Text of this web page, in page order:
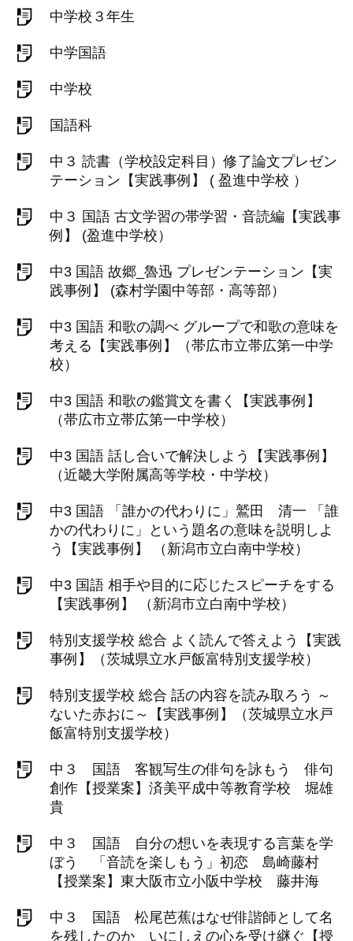
中学校３年生
中学国語
中学校
国語科
中３ 読書（学校設定科目）修了論文プレゼン
テーション【実践事例】 ( 盈進中学校 ）
中３ 国語 古文学習の帯学習・音読編【実践事
例】 (盈進中学校）
中3 国語 故郷_魯迅 プレゼンテーション【実
践事例】 (森村学園中等部・高等部）
中3 国語 和歌の調べ グループで和歌の意味を
考える【実践事例】（帯広市立帯広第一中学
校）
中3 国語 和歌の鑑賞文を書く【実践事例】
（帯広市立帯広第一中学校）
中3 国語 話し合いで解決しよう【実践事例】
（近畿大学附属高等学校・中学校）
中3 国語 「誰かの代わりに」鷲田 清一 「誰
かの代わりに」という題名の意味を説明しよ
う【実践事例】 （新潟市立白南中学校）
中3 国語 相手や目的に応じたスピーチをする
【実践事例】 （新潟市立白南中学校）
特別支援学校 総合 よく読んで答えよう【実践
事例】（茨城県立水戸飯富特別支援学校）
特別支援学校 総合 話の内容を読み取ろう ～
ないた赤おに～【実践事例】（茨城県立水戸
飯富特別支援学校）
中３ 国語 客観写生の俳句を詠もう 俳句
創作【授業案】済美平成中等教育学校 堀雄
貴
中３ 国語 自分の想いを表現する言葉を学
ぼう 「音読を楽しもう」初恋 島崎藤村
【授業案】東大阪市立小阪中学校 藤井海
中３ 国語 松尾芭蕉はなぜ俳諧師として名
を残したのか いにしえの心を受け継ぐ【授